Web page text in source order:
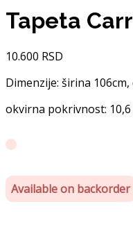
Tapeta
10.600 RSD
Dimenzije: širina
okvirna pokrivnost:
Available on backorder